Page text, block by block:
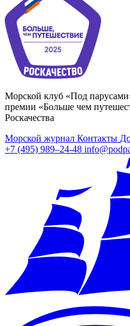
Морской клуб «Под
премии «Больше чем
Роскачества
Морской журнал Контакты
+7 (495) 989–24-48